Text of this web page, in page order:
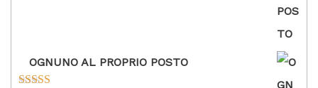
OGNUNO AL PROPRIO POSTO